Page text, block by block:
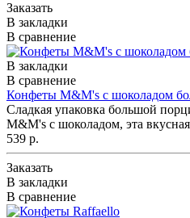
Заказать
В закладки
В сравнение
В закладки
В сравнение
Конфеты M&M's с шоколадом
Сладкая упаковка большой
M&M's с шоколадом, эта вкусная
539 р.
Заказать
В закладки
В сравнение